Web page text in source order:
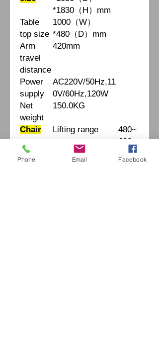
*1830（H）mm
Table
top size
1000（W）
*480（D）mm
Arm
travel
distance
420mm
Power
supply
AC220V/50Hz,11
0V/60Hz,120W
Net
weight
150.0KG
Chair Lifting range
480~
630m
Net
Phone Email Facebook